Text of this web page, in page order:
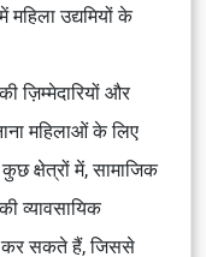
महिला उद्यमियों के
ज़िम्मेदारियों और
महिलाओं के लिए
क्षेत्रों में, सामाजिक
व्यावसायिक
कर सकते हैं, जिससे